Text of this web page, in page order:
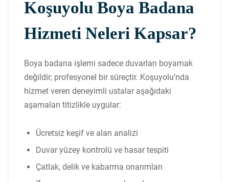
Koşuyolu Boya Badana
Hizmeti Neleri Kapsar?
Boya badana işlemi sadece duvarları boyamak
değildir; profesyonel bir süreçtir. Koşuyolu’nda
hizmet veren deneyimli ustalar aşağıdaki
aşamaları titizlikle uygular:
Ücretsiz keşif ve alan analizi
Duvar yüzey kontrolü ve hasar tespiti
Çatlak, delik ve kabarma onarımları